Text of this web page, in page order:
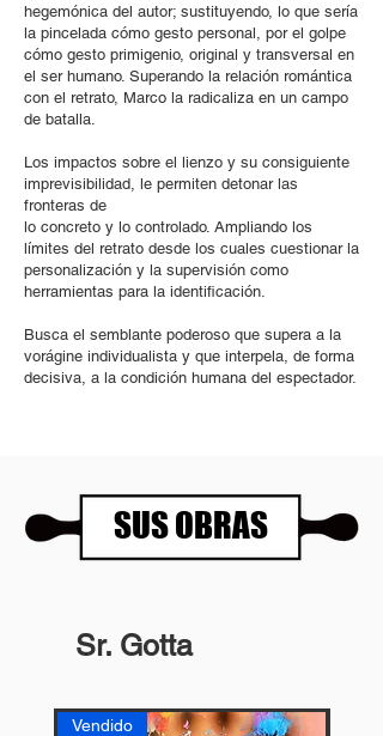
hegemónica del autor; sustituyendo, lo que sería
la pincelada cómo gesto personal, por el golpe
cómo gesto primigenio, original y transversal en
el ser humano. Superando la relación romántica
con el retrato, Marco la radicaliza en un campo
de batalla.
Los impactos sobre el lienzo y su consiguiente
imprevisibilidad, le permiten detonar las
fronteras de
lo concreto y lo controlado. Ampliando los
límites del retrato desde los cuales cuestionar la
personalización y la supervisión como
herramientas para la identificación.
Busca el semblante poderoso que supera a la
vorágine individualista y que interpela, de forma
decisiva, a la condición humana del espectador.
SUS OBRAS
Sr. Gotta
Vendido